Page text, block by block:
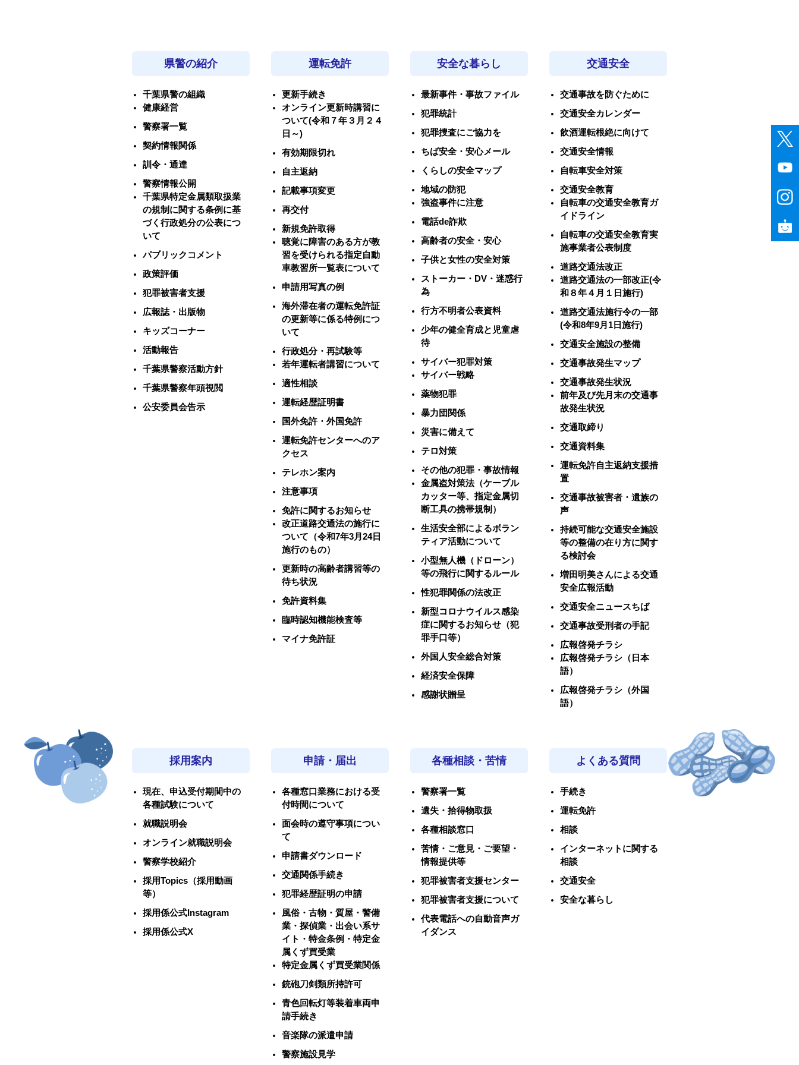
県警の紹介
千葉県警の組織
健康経営
警察署一覧
契約情報関係
訓令・通達
警察情報公開
千葉県特定金属類取扱業
の規制に関する条例に基
づく行政処分の公表につ
いて
パブリックコメント
政策評価
犯罪被害者支援
広報誌・出版物
キッズコーナー
活動報告
千葉県警察活動方針
千葉県警察年頭視閲
公安委員会告示
運転免許
更新手続き
オンライン更新時講習に
ついて(令和７年３月２４
日～)
有効期限切れ
自主返納
記載事項変更
再交付
新規免許取得
聴覚に障害のある方が教
習を受けられる指定自動
車教習所一覧表について
申請用写真の例
海外滞在者の運転免許証
の更新等に係る特例につ
いて
行政処分・再試験等
若年運転者講習について
適性相談
運転経歴証明書
国外免許・外国免許
運転免許センターへのア
クセス
テレホン案内
注意事項
免許に関するお知らせ
改正道路交通法の施行に
ついて（令和7年3月24日
施行のもの）
更新時の高齢者講習等の
待ち状況
免許資料集
臨時認知機能検査等
マイナ免許証
安全な暮らし
最新事件・事故ファイル
犯罪統計
犯罪捜査にご協力を
ちば安全・安心メール
くらしの安全マップ
地域の防犯
強盗事件に注意
電話de詐欺
高齢者の安全・安心
子供と女性の安全対策
ストーカー・DV・迷惑行
為
行方不明者公表資料
少年の健全育成と児童虐
待
サイバー犯罪対策
サイバー戦略
薬物犯罪
暴力団関係
災害に備えて
テロ対策
その他の犯罪・事故情報
金属盗対策法（ケーブル
カッター等、指定金属切
断工具の携帯規制）
生活安全部によるボラン
ティア活動について
小型無人機（ドローン）
等の飛行に関するルール
性犯罪関係の法改正
新型コロナウイルス感染
症に関するお知らせ（犯
罪手口等）
外国人安全総合対策
経済安全保障
感謝状贈呈
交通安全
交通事故を防ぐために
交通安全カレンダー
飲酒運転根絶に向けて
交通安全情報
自転車安全対策
交通安全教育
自転車の交通安全教育ガ
イドライン
自転車の交通安全教育実
施事業者公表制度
道路交通法改正
道路交通法の一部改正(令
和８年４月１日施行)
道路交通法施行令の一部
(令和8年9月1日施行)
交通安全施設の整備
交通事故発生マップ
交通事故発生状況
前年及び先月末の交通事
故発生状況
交通取締り
交通資料集
運転免許自主返納支援措
置
交通事故被害者・遺族の
声
持続可能な交通安全施設
等の整備の在り方に関す
る検討会
増田明美さんによる交通
安全広報活動
交通安全ニュースちば
交通事故受刑者の手記
広報啓発チラシ
広報啓発チラシ（日本
語）
広報啓発チラシ（外国
語）
採用案内
現在、申込受付期間中の
各種試験について
就職説明会
オンライン就職説明会
警察学校紹介
採用Topics（採用動画
等）
採用係公式Instagram
採用係公式X
申請・届出
各種窓口業務における受
付時間について
面会時の遵守事項につい
て
申請書ダウンロード
交通関係手続き
犯罪経歴証明の申請
風俗・古物・質屋・警備
業・探偵業・出会い系サ
イト・特金条例・特定金
属くず買受業
特定金属くず買受業関係
銃砲刀剣類所持許可
青色回転灯等装着車両申
請手続き
音楽隊の派遣申請
警察施設見学
各種相談・苦情
警察署一覧
遺失・拾得物取扱
各種相談窓口
苦情・ご意見・ご要望・
情報提供等
犯罪被害者支援センター
犯罪被害者支援について
代表電話への自動音声ガ
イダンス
よくある質問
手続き
運転免許
相談
インターネットに関する
相談
交通安全
安全な暮らし